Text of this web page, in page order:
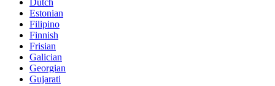
Dutch
Estonian
Filipino
Finnish
Frisian
Galician
Georgian
Gujarati